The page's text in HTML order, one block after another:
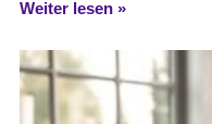
Weiter lesen »